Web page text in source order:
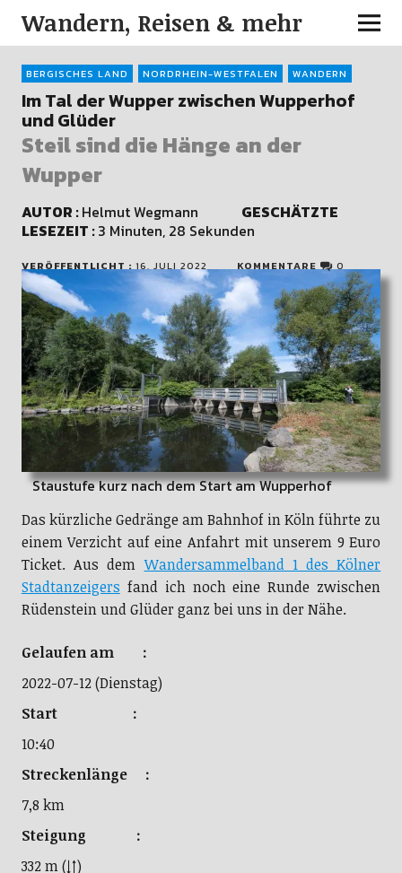
Wandern, Reisen & mehr
BERGISCHES LAND NORDRHEIN-WESTFALEN WANDERN
Im Tal der Wupper zwischen Wupperhof
und Glüder
Steil sind die Hänge an der
Wupper
AUTOR :Helmut Wegmann GESCHÄTZTE
LESEZEIT :3 Minuten, 28 Sekunden
VERÖFFENTLICHT : 16. JULI 2022 KOMMENTARE 0
Staustufe kurz nach dem Start am Wupperhof
Das kürzliche Gedränge am Bahnhof in Köln führte zu
einem Verzicht auf eine Anfahrt mit unserem 9 Euro
Ticket. Aus demWandersammelband 1 des Kölner
Stadtanzeigers fand ich noch eine Runde zwischen
Rüdenstein und Glüder ganz bei uns in der Nähe.
Gelaufen am :
2022-07-12 (Dienstag)
Start :
10:40
Streckenlänge :
7,8 km
Steigung :
332 m (↓↑)